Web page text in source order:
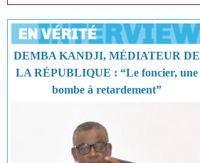
DEMBA KANDJI, MÉDIATEUR DE
LA RÉPUBLIQUE : “Le foncier, une
bombe à retardement”